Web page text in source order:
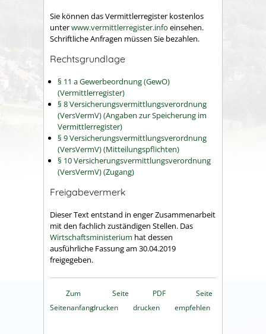
Sie können das Vermittlerregister kostenlos
unterwww.vermittlerregister.info einsehen.
Schriftliche Anfragen müssen Sie bezahlen.
Rechtsgrundlage
§ 11 a Gewerbeordnung (GewO)
(Vermittlerregister)
§ 8 Versicherungsvermittlungsverordnung
(VersVermV) (Angaben zur Speicherung im
Vermittlerregister)
§ 9 Versicherungsvermittlungsverordnung
(VersVermV) (Mitteilungspflichten)
§ 10 Versicherungsvermittlungsverordnung
(VersVermV) (Zugang)
Freigabevermerk
Dieser Text entstand in enger Zusammenarbeit
mit den fachlich zuständigen Stellen. Das
Wirtschaftsministerium hat dessen
ausführliche Fassung am 30.04.2019
freigegeben.
Zum
Seitenanfang
Seite
drucken
PDF
drucken
Seite
empfehlen